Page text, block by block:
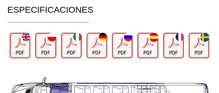
ESPECIFICACIONES